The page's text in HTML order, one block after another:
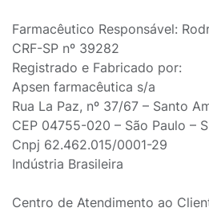
Farmacêutico Responsável:
CRF-SP nº 39282
Registrado e Fabricado por:
Apsen farmacêutica s/a
Rua La Paz, nº 37/67 – Santo
CEP 04755-020 – São Paulo –
Cnpj 62.462.015/0001-29
Indústria Brasileira
Centro de Atendimento ao